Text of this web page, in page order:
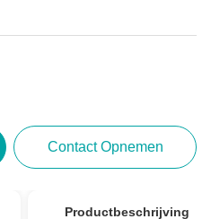
Contact Opnemen
Productbeschrijving